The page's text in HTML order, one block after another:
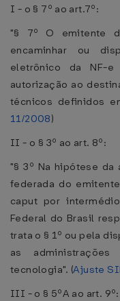
I - o § 7º ao art.7º:
"§ 7º O emitente
encaminhar ou
eletrônico da NF-
autorização ao
técnicos definidos
11/2008)
II - o § 3º ao art. 8º:
"§ 3º Na hipótese
federada do
caput por
Federal do Brasil
trata o § 1º ou pela
as
tecnologia". (Ajuste
III - o § 5ºA ao art. 9º: